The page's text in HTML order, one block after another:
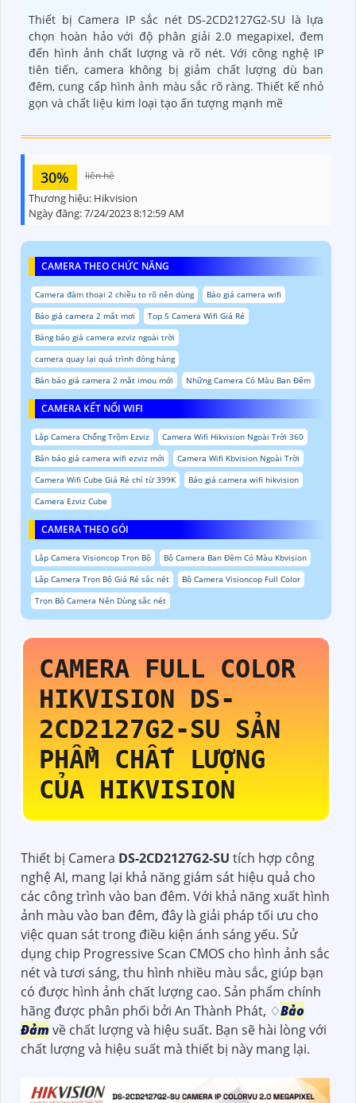
Thiết bị Camera IP sắc nét DS-2CD2127G2-SU là lựa
chọn hoàn hảo với độ phân giải 2.0 megapixel, đem
đến hình ảnh chất lượng và rõ nét. Với công nghệ IP
tiên tiến, camera không bị giảm chất lượng dù ban
đêm, cung cấp hình ảnh màu sắc rõ ràng. Thiết kế nhỏ
gọn và chất liệu kim loại tạo ấn tượng mạnh mẽ
30% liên hệ
Thương hiệu: Hikvision
Ngày đăng:7/24/2023 8:12:59 AM
CAMERA THEO CHỨC NĂNG
Camera đàm thoại 2 chiều to rõ nên dùng
Báo giá camera wifi
Báo giá camera 2 mắt mơi
Top 5 Camera Wifi Giá Rẻ
Bảng báo giá camera ezviz ngoài trời
camera quay lại quá trình đóng hàng
Bản báo giá camera 2 mắt imou mới
Những Camera Có Màu Ban Đêm
CAMERA KẾT NỐI WIFI
Lắp Camera Chống Trộm Ezviz
Camera Wifi Hikvision Ngoài Trời 360
Bản báo giá camera wifi ezviz mới
Camera Wifi Kbvision Ngoài Trời
Camera Wifi Cube Giá Rẻ chỉ từ 399K
Báo giá camera wifi hikvision
Camera Ezviz Cube
CAMERA THEO GÓI
Lắp Camera Visioncop Trọn Bộ
Bộ Camera Ban Đêm Có Màu Kbvision
Lắp Camera Trọn Bộ Giá Rẻ sắc nét
Bộ Camera Visioncop Full Color
Trọn Bộ Camera Nên Dùng sắc nét
CAMERA FULL COLOR
HIKVISION DS-
2CD2127G2-SU SẢN
PHẨM CHẤT LƯỢNG
CỦA HIKVISION
Thiết bị Camera DS-2CD2127G2-SU tích hợp công
nghệ AI, mang lại khả năng giám sát hiệu quả cho
các công trình vào ban đêm. Với khả năng xuất hình
ảnh màu vào ban đêm, đây là giải pháp tối ưu cho
việc quan sát trong điều kiện ánh sáng yếu. Sử
dụng chip Progressive Scan CMOS cho hình ảnh sắc
nét và tươi sáng, thu hình nhiều màu sắc, giúp bạn
có được hình ảnh chất lượng cao. Sản phẩm chính
hãng được phân phối bởi An Thành Phát, ♢Bảo
Đảm về chất lượng và hiệu suất. Bạn sẽ hài lòng với
chất lượng và hiệu suất mà thiết bị này mang lại.